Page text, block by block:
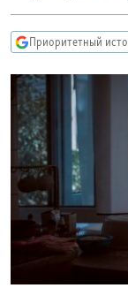
Вернутся
поиску
СЕВЕР.РЕАЛИИ
СИБИРЬ.РЕАЛИИ
РАСПИСАНИЕ
ПОДПИШИТЕСЬ
СОЦИАЛЬНЫЕ СЕТИ
Приоритетный